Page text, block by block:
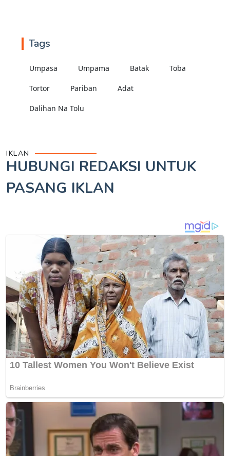
Tags
Umpasa Umpama Batak Toba
Tortor Pariban Adat
Dalihan Na Tolu
IKLAN
HUBUNGI REDAKSI UNTUK
PASANG IKLAN